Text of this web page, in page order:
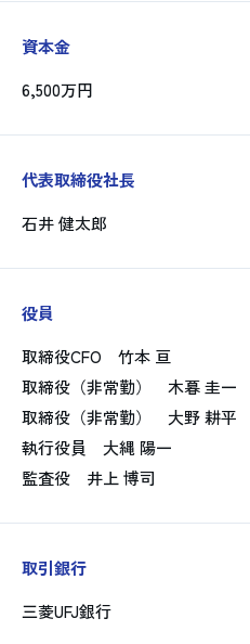
資本金
6,500万円
代表取締役社長
石井 健太郎
役員
取締役CFO 竹本 亘
取締役（非常勤） 木暮 圭一
取締役（非常勤） 大野 耕平
執行役員 大縄 陽一
監査役 井上 博司
取引銀行
三菱UFJ銀行